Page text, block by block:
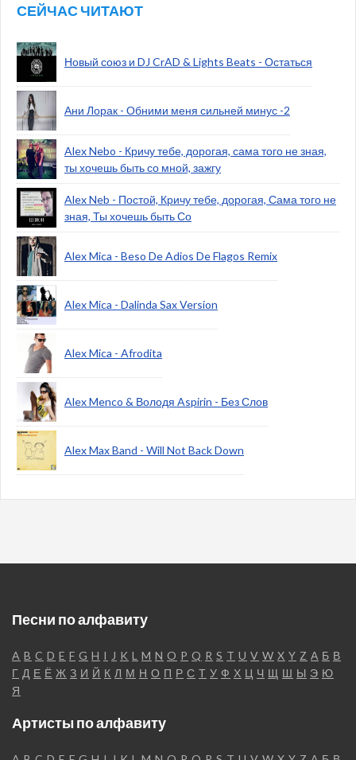
СЕЙЧАС ЧИТАЮТ
Новый союз и DJ CrAD & Lights Beats - Остаться
Ани Лорак - Обними меня сильней минус -2
Alex Nebo - Кричу тебе, дорогая, сама того не зная,
ты хочешь быть со мной, зажгу
Alex Neb - Постой, Кричу тебе, дорогая, Сама того не
зная, Ты хочешь быть Со
Alex Mica - Beso De Adios De Flagos Remix
Alex Mica - Dalinda Sax Version
Alex Mica - Afrodita
Alex Menco & Володя Aspirin - Без Слов
Alex Max Band - Will Not Back Down
Песни по алфавиту
A B C D E F G H I J K L M N O P Q R S T U V W X Y Z А Б В
Г Д Е Ё Ж З И Й К Л М Н О П Р С Т У Ф Х Ц Ч Щ Ш Ы Э Ю
Я
Артисты по алфавиту